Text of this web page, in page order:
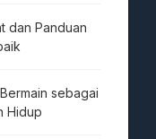
dan Panduan
sebagai
Hidup